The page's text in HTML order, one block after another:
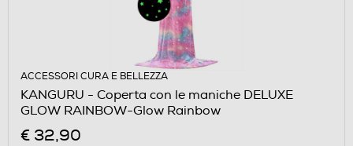
ACCESSORI CURA E BELLEZZA
KANGURU - Coperta con le maniche DELUXE
GLOW RAINBOW-Glow Rainbow
€ 32,90